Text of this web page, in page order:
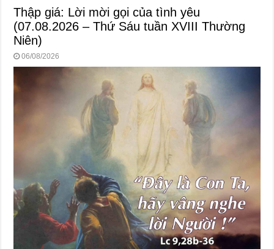
Thập giá: Lời mời gọi của tình yêu
(07.08.2026 – Thứ Sáu tuần XVIII Thường
Niên)
06/08/2026